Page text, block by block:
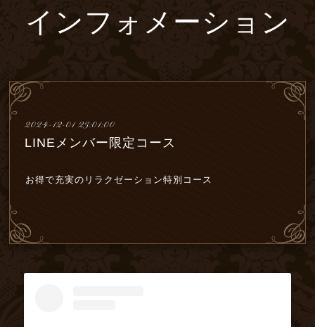
インフォメーション
2024-12-01 23:01:00
LINEメンバー限定コース
お得で充実のリラクゼーション特別コース